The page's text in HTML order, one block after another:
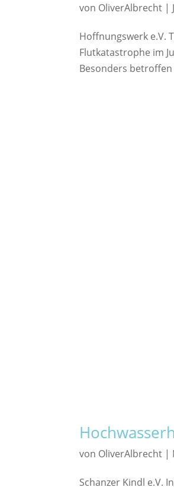
von OliverAlbrecht |
Hoffnungswerk e.V.
Flutkatastrophe im
Besonders
von OliverAlbrecht |
Schanzer Kindl e.V.